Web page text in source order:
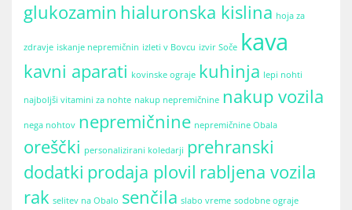
glukozamin hialuronska kislina hoja za
zdravje iskanje nepremičnin izleti v Bovcu izvir Soče kava
kavni aparati kovinske ograje kuhinja lepi nohti
najboljši vitamini za nohte nakup nepremičnine nakup vozila
nega nohtov nepremičnine nepremičnine Obala
oreščki personalizirani koledarji prehranski
dodatki prodaja plovil rabljena vozila
rak selitev na Obalo senčila slabo vreme sodobne ograje